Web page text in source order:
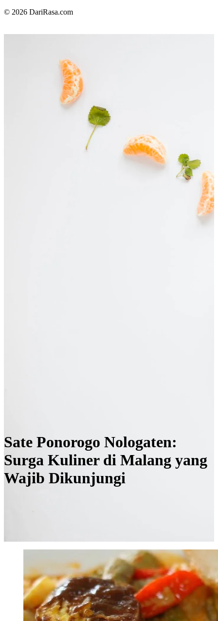
© 2026 DariRasa.com
Sate Ponorogo Nologaten:
Surga Kuliner di Malang yang
Wajib Dikunjungi